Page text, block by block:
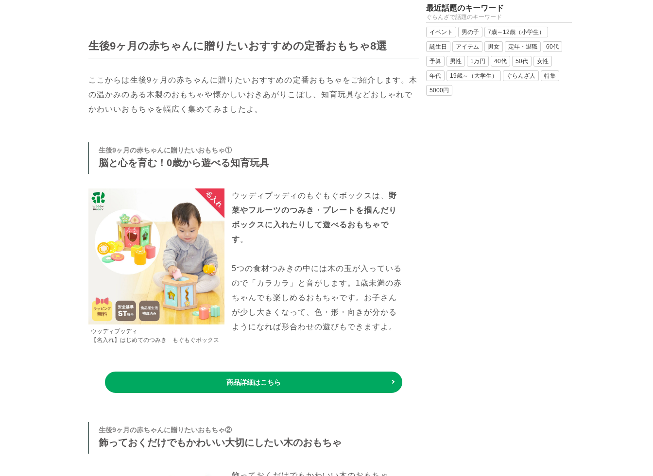
生後9ヶ月の赤ちゃんに贈りたいおすすめの定番おもちゃ8選
ここからは生後9ヶ月の赤ちゃんに贈りたいおすすめの定番おもちゃをご紹介します。木
の温かみのある木製のおもちゃや懐かしいおきあがりこぼし、知育玩具などおしゃれで
かわいいおもちゃを幅広く集めてみましたよ。
生後9ヶ月の赤ちゃんに贈りたいおもちゃ①
脳と心を育む！0歳から遊べる知育玩具
ウッディプッディ
【名入れ】はじめてのつみき もぐもぐボックス
ウッディプッディのもぐもぐボックスは、 野
菜やフルーツのつみき・プレートを掴んだり
ボックスに入れたりして遊べるおもちゃで
す。
5つの食材つみきの中には木の玉が入っている
ので「カラカラ」と音がします。1歳未満の赤
ちゃんでも楽しめるおもちゃです。お子さん
が少し大きくなって、色・形・向きが分かる
ようになれば形合わせの遊びもできますよ。
商品詳細はこちら
生後9ヶ月の赤ちゃんに贈りたいおもちゃ②
飾っておくだけでもかわいい大切にしたい木のおもちゃ
最近話題のキーワード
ぐらんざで話題のキーワード
イベント 男の子 7歳～12歳（小学生）
誕生日 アイテム 男女 定年・退職 60代
予算 男性 1万円 40代 50代 女性
年代 19歳～（大学生） ぐらんざ人 特集
5000円